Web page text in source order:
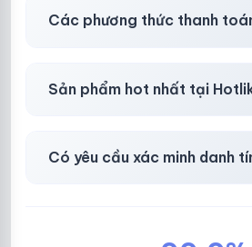
sách công khai.
Các phương thức thanh
các ví điện tử phổ biến.
Sản phẩm hot nhất tại
Có yêu cầu xác minh danh